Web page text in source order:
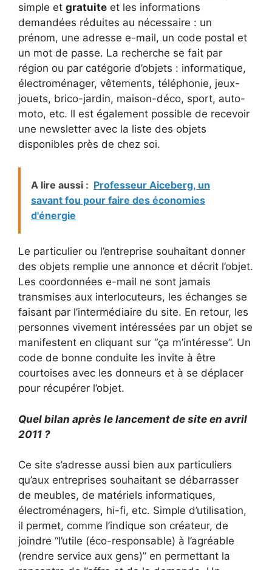
simple et gratuite et les informations
demandées réduites au nécessaire : un
prénom, une adresse e-mail, un code postal et
un mot de passe. La recherche se fait par
région ou par catégorie d’objets : informatique,
électroménager, vêtements, téléphonie, jeux-
jouets, brico-jardin, maison-déco, sport, auto-
moto, etc. Il est également possible de recevoir
une newsletter avec la liste des objets
disponibles près de chez soi.
A lire aussi : Professeur Aiceberg, un
savant fou pour faire des économies
d'énergie
Le particulier ou l’entreprise souhaitant donner
des objets remplie une annonce et décrit l’objet.
Les coordonnées e-mail ne sont jamais
transmises aux interlocuteurs, les échanges se
faisant par l’intermédiaire du site. En retour, les
personnes vivement intéressées par un objet se
manifestent en cliquant sur “ça m’intéresse”. Un
code de bonne conduite les invite à être
courtoises avec les donneurs et à se déplacer
pour récupérer l’objet.
Quel bilan après le lancement de site en avril
2011 ?
Ce site s’adresse aussi bien aux particuliers
qu’aux entreprises souhaitant se débarrasser
de meubles, de matériels informatiques,
électroménagers, hi-fi, etc. Simple d’utilisation,
il permet, comme l’indique son créateur, de
joindre “l’utile (éco-responsable) à l’agréable
(rendre service aux gens)” en permettant la